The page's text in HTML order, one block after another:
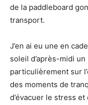
de la paddleboard
transport.
J’en ai eu une en
soleil d’après-midi
particulièrement sur
des moments de
d’évacuer le stress